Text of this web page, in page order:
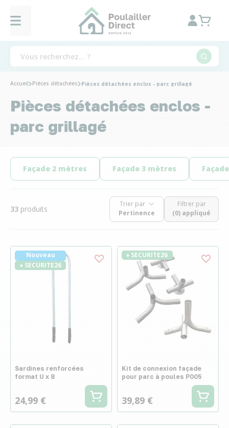
Accueil Pièces détachées Pièces détachées enclos - parc grillagé
Pièces détachées enclos -
parc grillagé
Façade 2 mètres Façade 3 mètres
33 produits
Trier par
Filtrer par
(0) appliqué
Nouveau
♦ SECURITE26
Sardines renforcées
format U x 8
24,99 €
♦ SECURITE26
Kit de connexion façade
pour parc à poules P005
39,89 €